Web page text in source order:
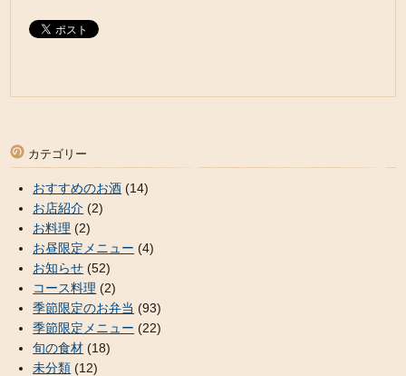
カテゴリー
おすすめのお酒 (14)
お店紹介 (2)
お料理 (2)
お昼限定メニュー (4)
お知らせ (52)
コース料理 (2)
季節限定のお弁当 (93)
季節限定メニュー (22)
旬の食材 (18)
未分類 (12)